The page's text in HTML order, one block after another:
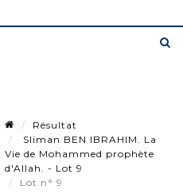
Résultat
Sliman BEN IBRAHIM. La
Vie de Mohammed prophète
d'Allah. - Lot 9
Lot n° 9